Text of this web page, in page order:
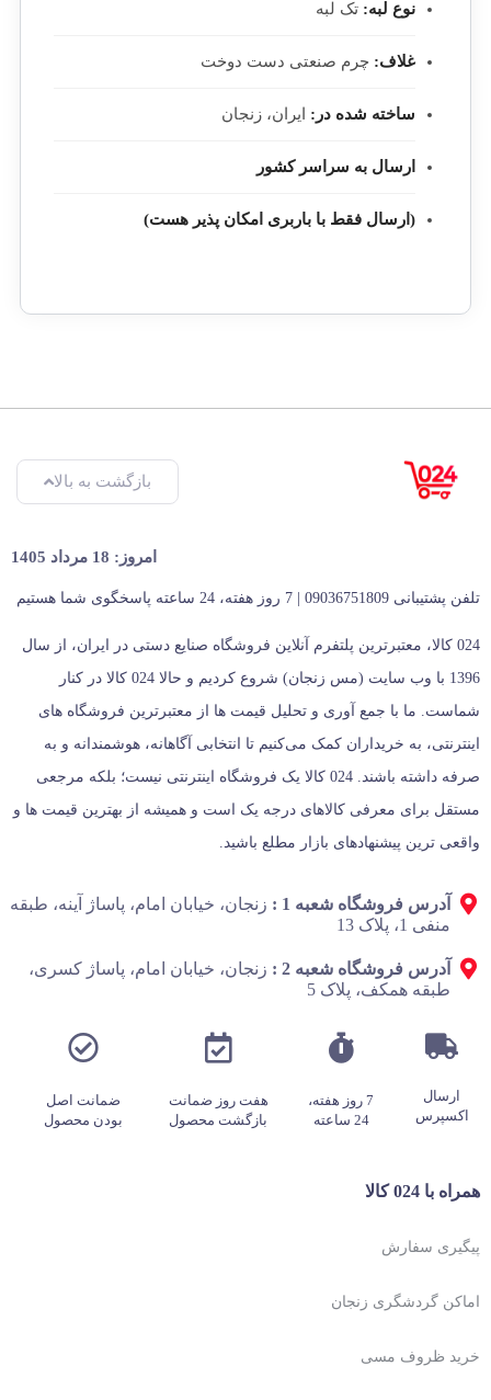
نوع لبه: تک لبه
غلاف: چرم صنعتی دست دوخت
ساخته شده در: ایران، زنجان
ارسال به سراسر کشور
(ارسال فقط با باربری امکان پذیر هست)
بازگشت به بالا
امروز: 18 مرداد 1405
تلفن پشتیبانی 09036751809 | 7 روز هفته، 24 ساعته پاسخگوی شما هستیم
024 کالا، معتبرترین پلتفرم آنلاین فروشگاه صنایع دستی در ایران، از سال
1396 با وب سایت (مس زنجان) شروع کردیم و حالا 024 کالا در کنار
شماست. ما با جمع‌ آوری و تحلیل قیمت‌ ها از معتبرترین فروشگاه‌ های
اینترنتی، به خریداران کمک می‌کنیم تا انتخابی آگاهانه، هوشمندانه و به‌
صرفه داشته باشند. 024 کالا یک فروشگاه اینترنتی نیست؛ بلکه مرجعی
مستقل برای معرفی کالاهای درجه یک است و همیشه از بهترین قیمت‌ ها و
واقعی‌ ترین پیشنهادهای بازار مطلع باشید.
آدرس فروشگاه شعبه 1 :
زنجان، خیابان امام، پاساژ آینه، طبقه
منفی 1، پلاک 13
آدرس فروشگاه شعبه 2 :
زنجان، خیابان امام، پاساژ کسری،
طبقه همکف، پلاک 5
ارسال
اکسپرس
7 روز هفته،
24 ساعته
هفت روز ضمانت
بازگشت محصول
ضمانت اصل
بودن محصول
همراه با 024 کالا
پیگیری سفارش
اماکن گردشگری زنجان
خرید ظروف مسی